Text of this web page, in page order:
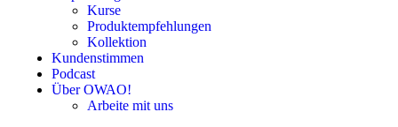
Kurse
Produktempfehlungen
Kollektion
Kundenstimmen
Podcast
Über OWAO!
Arbeite mit uns